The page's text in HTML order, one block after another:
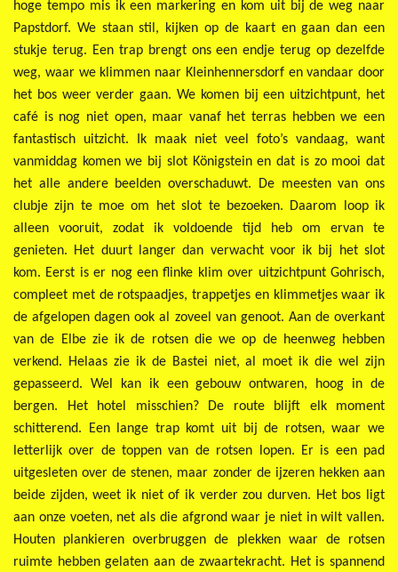
hoge tempo mis ik een markering en kom uit bij de weg naar
Papstdorf. We staan stil, kijken op de kaart en gaan dan een
stukje terug. Een trap brengt ons een endje terug op dezelfde
weg, waar we klimmen naar Kleinhennersdorf en vandaar door
het bos weer verder gaan. We komen bij een uitzichtpunt, het
café is nog niet open, maar vanaf het terras hebben we een
fantastisch uitzicht. Ik maak niet veel foto’s vandaag, want
vanmiddag komen we bij slot Königstein en dat is zo mooi dat
het alle andere beelden overschaduwt. De meesten van ons
clubje zijn te moe om het slot te bezoeken. Daarom loop ik
alleen vooruit, zodat ik voldoende tijd heb om ervan te
genieten. Het duurt langer dan verwacht voor ik bij het slot
kom. Eerst is er nog een flinke klim over uitzichtpunt Gohrisch,
compleet met de rotspaadjes, trappetjes en klimmetjes waar ik
de afgelopen dagen ook al zoveel van genoot. Aan de overkant
van de Elbe zie ik de rotsen die we op de heenweg hebben
verkend. Helaas zie ik de Bastei niet, al moet ik die wel zijn
gepasseerd. Wel kan ik een gebouw ontwaren, hoog in de
bergen. Het hotel misschien? De route blijft elk moment
schitterend. Een lange trap komt uit bij de rotsen, waar we
letterlijk over de toppen van de rotsen lopen. Er is een pad
uitgesleten over de stenen, maar zonder de ijzeren hekken aan
beide zijden, weet ik niet of ik verder zou durven. Het bos ligt
aan onze voeten, net als die afgrond waar je niet in wilt vallen.
Houten plankieren overbruggen de plekken waar de rotsen
ruimte hebben gelaten aan de zwaartekracht. Het is spannend